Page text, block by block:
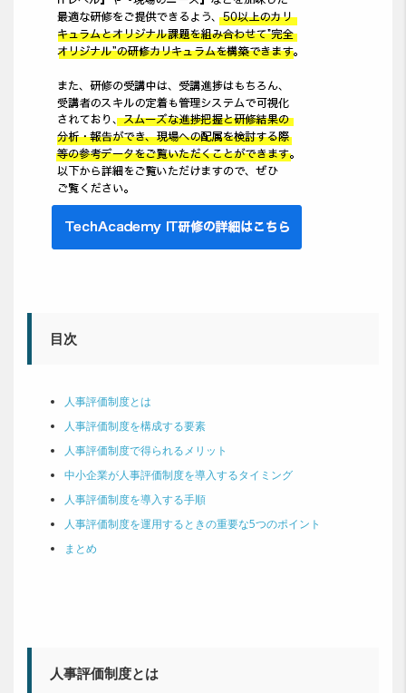
目次
人事評価制度とは
人事評価制度を構成する要素
人事評価制度で得られるメリット
中小企業が人事評価制度を導入するタイミング
人事評価制度を導入する手順
人事評価制度を運用するときの重要な5つのポイント
まとめ
人事評価制度とは